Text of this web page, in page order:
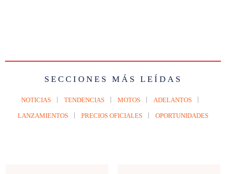
SECCIONES MÁS LEÍDAS
NOTICIAS TENDENCIAS MOTOS ADELANTOS
LANZAMIENTOS PRECIOS OFICIALES OPORTUNIDADES